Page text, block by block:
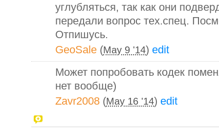
углубляться, так как они
передали вопрос тех.спец.
Отпишусь.
GeoSale (May 9 '14) edit
Может попробовать кодек
нет вообще)
Zavr2008 (May 16 '14) edit